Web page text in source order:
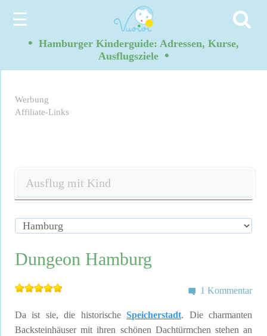
☰
• Hamburger Kinderguide: Adressen, Kurse,
Ausflugsziele •
Werbung
Affiliate-Links
Ausflug mit Kind
Dungeon Hamburg
1 Kommentar
Da ist sie, die historischeSpeicherstadt. Die charmanten
Backsteinhäuser mit ihren schönen Dachtürmchen stehen an